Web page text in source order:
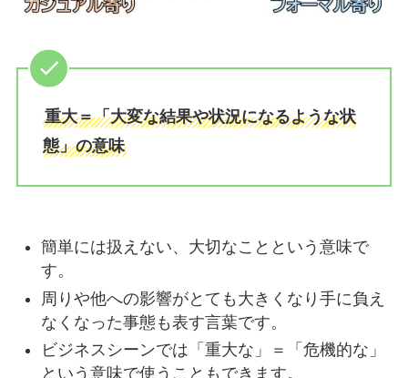
重大＝「大変な結果や状況になるような状
態」の意味
簡単には扱えない、大切なことという意味で
す。
周りや他への影響がとても大きくなり手に負え
なくなった事態も表す言葉です。
ビジネスシーンでは「重大な」＝「危機的な」
という意味で使うこともできます。